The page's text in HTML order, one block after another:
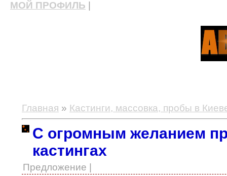
МОЙ ПРОФИЛЬ
Главная » Кастинги, массовка, пробы в
С огромным желанием
кастингах
Предложение |